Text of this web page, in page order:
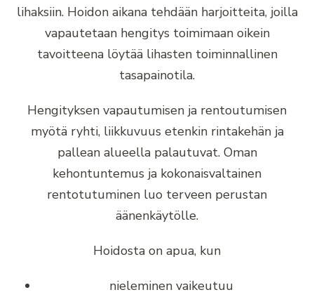
lihaksiin. Hoidon aikana tehdään harjoitteita, joilla
vapautetaan hengitys toimimaan oikein
tavoitteena löytää lihasten toiminnallinen
tasapainotila.
Hengityksen vapautumisen ja rentoutumisen
myötä ryhti, liikkuvuus etenkin rintakehän ja
pallean alueella palautuvat. Oman
kehontuntemus ja kokonaisvaltainen
rentotutuminen luo terveen perustan
äänenkäytölle.
Hoidosta on apua, kun
nieleminen vaikeutuu